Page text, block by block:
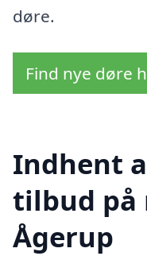
døre.
Find nye døre
Indhent
tilbud på
Ågerup